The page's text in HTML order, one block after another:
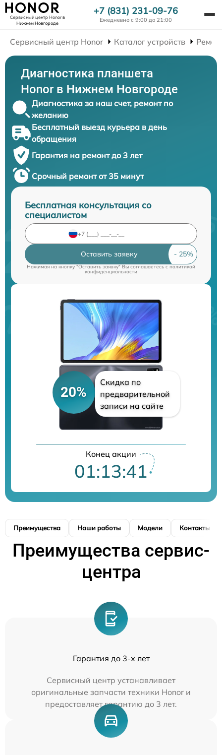
Сервисный центр Honorв
Нижнем Новгороде
+7 (831) 231-09-76
Ежедневно с 9:00 до 21:00
Сервисный центр Honor Каталог устройств
Диагностика планшета
Honor в Нижнем Новгороде
Диагностика за наш счет, ремонт по
желанию
Бесплатный выезд курьера в день
обращения
Гарантия на ремонт до 3 лет
Срочный ремонт от 35 минут
Бесплатная консультация со
специалистом
Оставить заявку
Нажимая на кнопку "Оставить заявку" Вы соглашаетесь cполитикой
конфиденциальности
20%
Скидка по
предварительной
записи на сайте
Конец акции
01:13:41
Преимущества Наши работы Модели Контакты
Преимущества сервис-
центра
Гарантия до 3-х лет
Сервисный центр устанавливает
оригинальные запчасти техники Honor и
предоставляет гарантию до 3 лет.